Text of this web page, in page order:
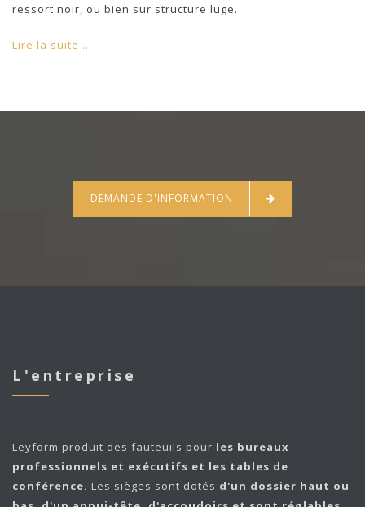
ressort noir, ou bien sur structure luge.
Lire la suite ...
DEMANDE D'INFORMATION
L'entreprise
Leyform produit des fauteuils pour les bureaux
professionnels et exécutifs et les tables de
conférence. Les sièges sont dotés d'un dossier haut ou